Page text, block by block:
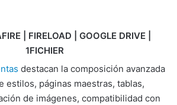
| FIRELOAD | GOOGLE DRIVE |
1FICHIER
destacan la composición avanzada
estilos, páginas maestras, tablas,
de imágenes, compatibilidad con